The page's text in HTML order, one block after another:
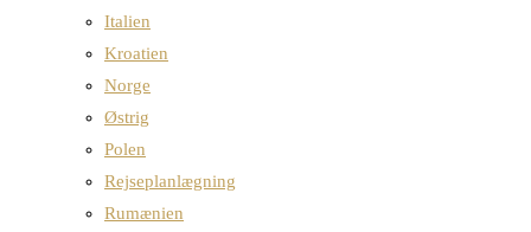
Italien
Kroatien
Norge
Østrig
Polen
Rejseplanlægning
Rumænien